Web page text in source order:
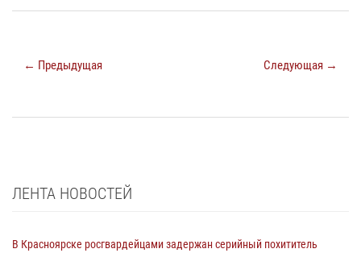
← Предыдущая Следующая →
ЛЕНТА НОВОСТЕЙ
В Красноярске росгвардейцами задержан серийный похититель